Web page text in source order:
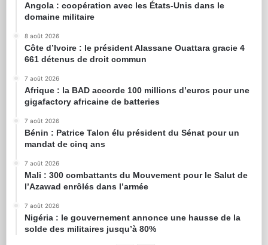
Angola : coopération avec les États-Unis dans le
domaine militaire
8 août 2026
Côte d’Ivoire : le président Alassane Ouattara gracie 4
661 détenus de droit commun
7 août 2026
Afrique : la BAD accorde 100 millions d’euros pour une
gigafactory africaine de batteries
7 août 2026
Bénin : Patrice Talon élu président du Sénat pour un
mandat de cinq ans
7 août 2026
Mali : 300 combattants du Mouvement pour le Salut de
l’Azawad enrôlés dans l’armée
7 août 2026
Nigéria : le gouvernement annonce une hausse de la
solde des militaires jusqu’à 80%